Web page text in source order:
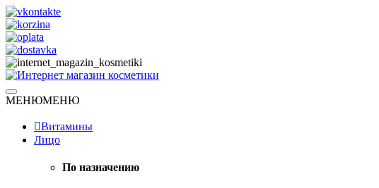
Skip
to
content
Интернет магазин косметики
Натуральная косметика
МЕНЮМЕНЮ
Витамины
Лицо
По назначению